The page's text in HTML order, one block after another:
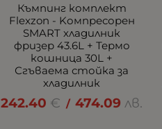
Къмпинг комплект
Flexzon - Kомпресорен
SMART хладилник
фризер 43.6L + Термо
кошница 30L +
Сгъваема стойка за
хладилник
242.40 € / 474.09 лв.